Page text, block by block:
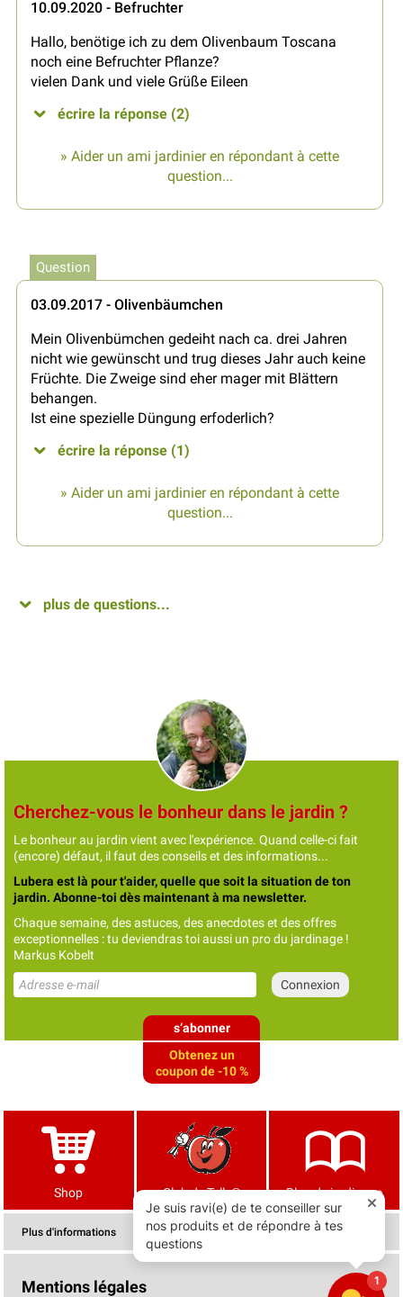
10.09.2020 - Befruchter
Hallo, benötige ich zu dem Olivenbaum Toscana
noch eine Befruchter Pflanze?
vielen Dank und viele Grüße Eileen
écrire la réponse (2)
» Aider un ami jardinier en répondant à cette
question...
Question
03.09.2017 - Olivenbäumchen
Mein Olivenbümchen gedeiht nach ca. drei Jahren
nicht wie gewünscht und trug dieses Jahr auch keine
Früchte. Die Zweige sind eher mager mit Blättern
behangen.
Ist eine spezielle Düngung erfoderlich?
écrire la réponse (1)
» Aider un ami jardinier en répondant à cette
question...
plus de questions...
Cherchez-vous le bonheur dans le jardin ?
Le bonheur au jardin vient avec l'expérience. Quand celle-ci fait
(encore) défaut, il faut des conseils et des informations...
Lubera est là pour t'aider, quelle que soit la situation de ton
jardin. Abonne-toi dès maintenant à ma newsletter.
Chaque semaine, des astuces, des anecdotes et des offres
exceptionnelles : tu deviendras toi aussi un pro du jardinage !
Markus Kobelt
s’abonner
Obtenez un
coupon de -10 %
Shop Club de Tells® Blog de jardinage
Plus d'informations
Mentions légales